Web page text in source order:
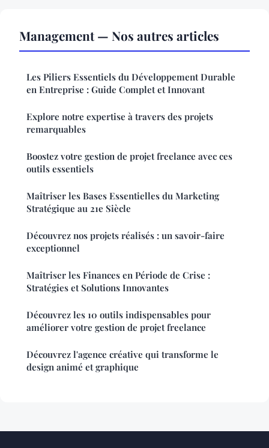
Management — Nos autres articles
Les Piliers Essentiels du Développement Durable
en Entreprise : Guide Complet et Innovant
Explore notre expertise à travers des projets
remarquables
Boostez votre gestion de projet freelance avec ces
outils essentiels
Maîtriser les Bases Essentielles du Marketing
Stratégique au 21e Siècle
Découvrez nos projets réalisés : un savoir-faire
exceptionnel
Maîtriser les Finances en Période de Crise :
Stratégies et Solutions Innovantes
Découvrez les 10 outils indispensables pour
améliorer votre gestion de projet freelance
Découvrez l'agence créative qui transforme le
design animé et graphique